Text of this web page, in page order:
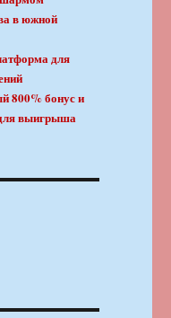
в южной
для
800% бонус и
выигрыша